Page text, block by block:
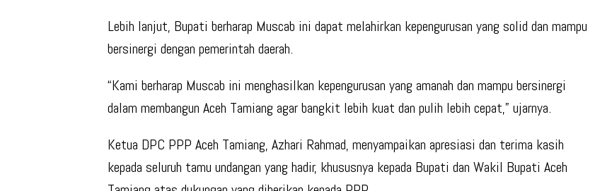
Lebih lanjut, Bupati berharap Muscab ini dapat melahirkan kepengurusan yang solid dan mampu
bersinergi dengan pemerintah daerah.
“Kami berharap Muscab ini menghasilkan kepengurusan yang amanah dan mampu bersinergi
dalam membangun Aceh Tamiang agar bangkit lebih kuat dan pulih lebih cepat,” ujarnya.
Ketua DPC PPP Aceh Tamiang, Azhari Rahmad, menyampaikan apresiasi dan terima kasih
kepada seluruh tamu undangan yang hadir, khususnya kepada Bupati dan Wakil Bupati Aceh